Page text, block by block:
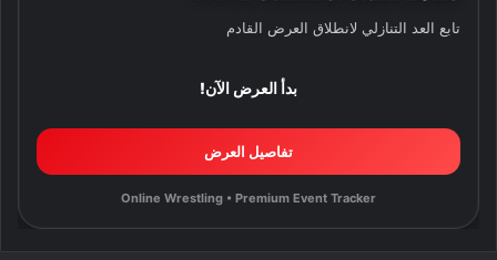
تابع العد التنازلي لانطلاق العرض القادم
بدأ العرض الآن!
تفاصيل العرض
Online Wrestling • Premium Event Tracker